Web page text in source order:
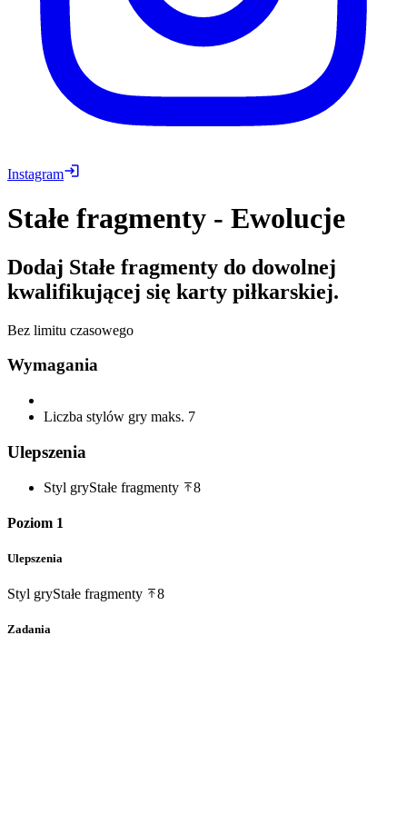
Instagram
Stałe fragmenty - Ewolucje
Dodaj Stałe fragmenty do dowolnej
kwalifikującej się karty piłkarskiej.
Bez limitu czasowego
Wymagania
Liczba stylów gry maks. 7
Ulepszenia
Styl gryStałe fragmenty 8
Poziom 1
Ulepszenia
Styl gryStałe fragmenty 8
Zadania